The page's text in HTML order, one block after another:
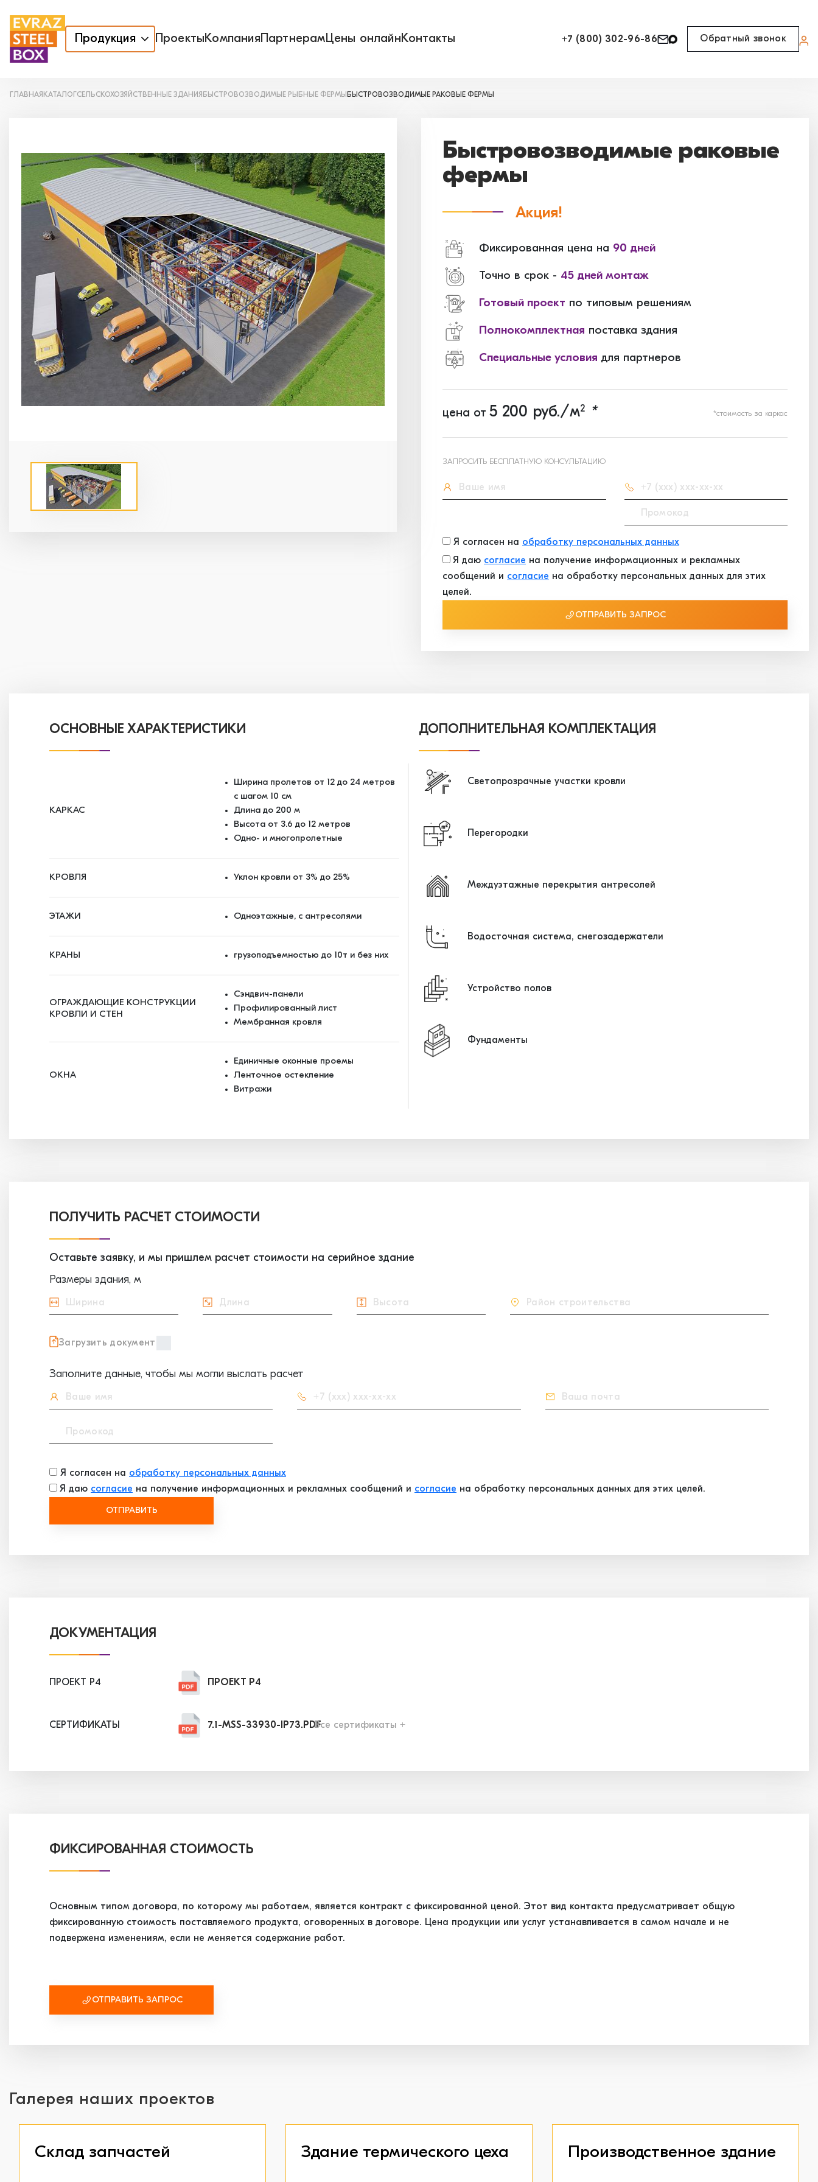
Продукция ПроектыКомпанияПартнерамЦены онлайнКонтакты +7 (800) 302-96-86 Обратный звонок
ГЛАВНАЯ КАТАЛОГ СЕЛЬСКОХОЗЯЙСТВЕННЫЕ ЗДАНИЯ БЫСТРОВОЗВОДИМЫЕ РЫБНЫЕ ФЕРМЫ БЫСТРОВОЗВОДИМЫЕ РАКОВЫЕ ФЕРМЫ
Быстровозводимые раковые
фермы
Акция!
Фиксированная цена на 90 дней
Точно в срок - 45 дней монтаж
Готовый проект по типовым решениям
Полнокомплектная поставка здания
Специальные условия для партнеров
цена от 5 200 руб./м2 * *стоимость за каркас
ЗАПРОСИТЬ БЕСПЛАТНУЮ КОНСУЛЬТАЦИЮ
Я согласен на обработку персональных данных
Я даю согласие на получение информационных и рекламных
сообщений и согласие на обработку персональных данных для этих
целей.
ОТПРАВИТЬ ЗАПРОС
ОСНОВНЫЕ ХАРАКТЕРИСТИКИ
КАРКАС
Ширина пролетов от 12 до 24 метров
с шагом 10 см
Длина до 200 м
Высота от 3.6 до 12 метров
Одно- и многопролетные
КРОВЛЯ Уклон кровли от 3% до 25%
ЭТАЖИ Одноэтажные, с антресолями
КРАНЫ грузоподъемностью до 10т и без них
ОГРАЖДАЮЩИЕ КОНСТРУКЦИИ
КРОВЛИ И СТЕН
Сэндвич-панели
Профилированный лист
Мембранная кровля
ОКНА
Единичные оконные проемы
Ленточное остекление
Витражи
ДОПОЛНИТЕЛЬНАЯ КОМПЛЕКТАЦИЯ
Светопрозрачные участки кровли
Перегородки
Междуэтажные перекрытия антресолей
Водосточная система, снегозадержатели
Устройство полов
Фундаменты
ПОЛУЧИТЬ РАСЧЕТ СТОИМОСТИ
Оставьте заявку, и мы пришлем расчет стоимости на серийное здание
Размеры здания, м
Загрузить документ
Заполните данные, чтобы мы могли выслать расчет
Я согласен на обработку персональных данных
Я даю согласие на получение информационных и рекламных сообщений и согласие на обработку персональных данных для этих целей.
ОТПРАВИТЬ
ДОКУМЕНТАЦИЯ
ПРОЕКТ P4 ПРОЕКТ P4
СЕРТИФИКАТЫ 7.1-MSS-33930-IP73.PDF
7.6-MSS-35248-IP83.PDF
Все сертификаты +
ФИКСИРОВАННАЯ СТОИМОСТЬ
Основным типом договора, по которому мы работаем, является контракт с фиксированной ценой. Этот вид контакта предусматривает общую
фиксированную стоимость поставляемого продукта, оговоренных в договоре. Цена продукции или услуг устанавливается в самом начале и не
подвержена изменениям, если не меняется содержание работ.
ОТПРАВИТЬ ЗАПРОС
Галерея наших проектов
Склад запчастей Здание термического цеха Производственное здание